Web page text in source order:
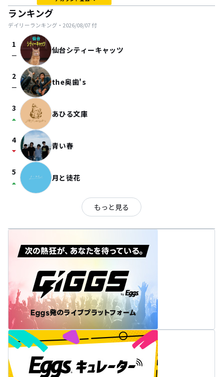
ランキング
デイリーランキング・ 2026/08/07付
1
check_indeterminate_small 仙台シティーキャッツ
2
check_indeterminate_small the奥歯's
3
arrow_drop_up あひる文庫
4
arrow_drop_down 青い春
5
arrow_drop_up 月と徒花
もっと見る